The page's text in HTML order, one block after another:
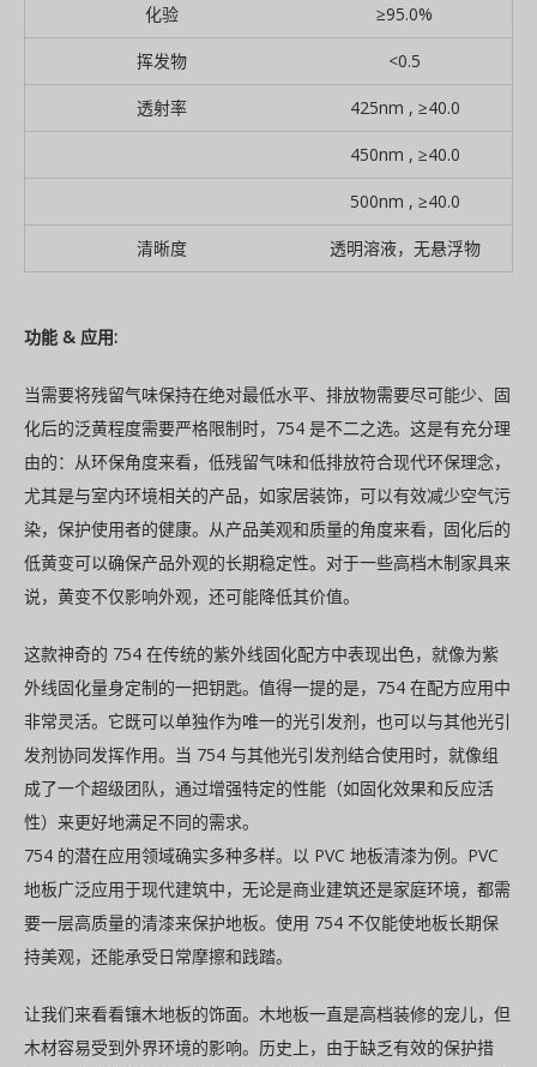
化验 ≥95.0%
挥发物 <0.5
透射率 425nm , ≥40.0
450nm , ≥40.0
500nm , ≥40.0
清晰度 透明溶液，无悬浮物
功能 & 应用:
当需要将残留气味保持在绝对最低水平、排放物需要尽可能少、固
化后的泛黄程度需要严格限制时，754 是不二之选。这是有充分理
由的：从环保角度来看，低残留气味和低排放符合现代环保理念，
尤其是与室内环境相关的产品，如家居装饰，可以有效减少空气污
染，保护使用者的健康。从产品美观和质量的角度来看，固化后的
低黄变可以确保产品外观的长期稳定性。对于一些高档木制家具来
说，黄变不仅影响外观，还可能降低其价值。
这款神奇的 754 在传统的紫外线固化配方中表现出色，就像为紫
外线固化量身定制的一把钥匙。值得一提的是，754 在配方应用中
非常灵活。它既可以单独作为唯一的光引发剂，也可以与其他光引
发剂协同发挥作用。当 754 与其他光引发剂结合使用时，就像组
成了一个超级团队，通过增强特定的性能（如固化效果和反应活
性）来更好地满足不同的需求。
754 的潜在应用领域确实多种多样。以 PVC 地板清漆为例。PVC
地板广泛应用于现代建筑中，无论是商业建筑还是家庭环境，都需
要一层高质量的清漆来保护地板。使用 754 不仅能使地板长期保
持美观，还能承受日常摩擦和践踏。
让我们来看看镶木地板的饰面。木地板一直是高档装修的宠儿，但
木材容易受到外界环境的影响。历史上，由于缺乏有效的保护措